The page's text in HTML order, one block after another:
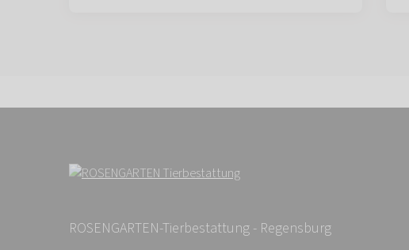
ROSENGARTEN-Tierbestattung - Regensburg